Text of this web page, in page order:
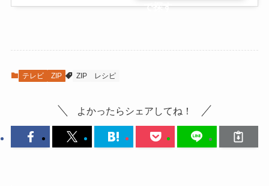
で探す
テレビ ZIP ZIP レシピ
よかったらシェアしてね！